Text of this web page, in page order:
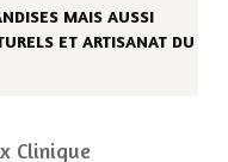
MAIS AUSSI
ET ARTISANAT DU